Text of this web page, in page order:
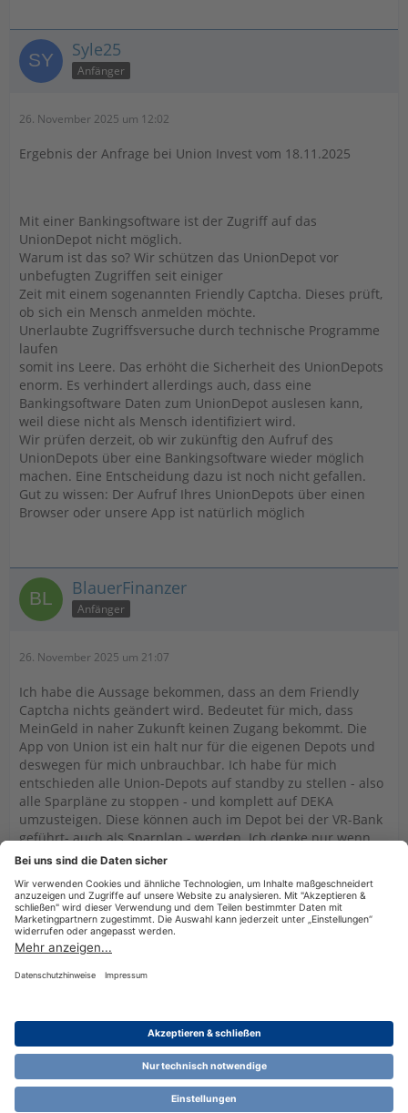
Syle25
Anfänger
26. November 2025 um 12:02
Ergebnis der Anfrage bei Union Invest vom 18.11.2025
Mit einer Bankingsoftware ist der Zugriff auf das
UnionDepot nicht möglich.
Warum ist das so? Wir schützen das UnionDepot vor
unbefugten Zugriffen seit einiger
Zeit mit einem sogenannten Friendly Captcha. Dieses prüft,
ob sich ein Mensch anmelden möchte.
Unerlaubte Zugriffsversuche durch technische Programme
laufen
somit ins Leere. Das erhöht die Sicherheit des UnionDepots
enorm. Es verhindert allerdings auch, dass eine
Bankingsoftware Daten zum UnionDepot auslesen kann,
weil diese nicht als Mensch identifiziert wird.
Wir prüfen derzeit, ob wir zukünftig den Aufruf des
UnionDepots über eine Bankingsoftware wieder möglich
machen. Eine Entscheidung dazu ist noch nicht gefallen.
Gut zu wissen: Der Aufruf Ihres UnionDepots über einen
Browser oder unsere App ist natürlich möglich
BlauerFinanzer
Anfänger
26. November 2025 um 21:07
Ich habe die Aussage bekommen, dass an dem Friendly
Captcha nichts geändert wird. Bedeutet für mich, dass
MeinGeld in naher Zukunft keinen Zugang bekommt. Die
App von Union ist ein halt nur für die eigenen Depots und
deswegen für mich unbrauchbar. Ich habe für mich
entschieden alle Union-Depots auf standby zu stellen - also
alle Sparpläne zu stoppen - und komplett auf DEKA
umzusteigen. Diese können auch im Depot bei der VR-Bank
geführt- auch als Sparplan - werden. Ich denke nur wenn
die Kunden abspringen, findet evtl. ein Umdenken bei
Nutzungsbestimmungen Cookie-Einstellungen